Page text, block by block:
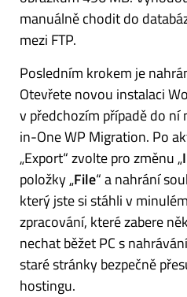
manuálně chodit do
mezi FTP.
Posledním krokem je
Otevřete novou instalaci
v předchozím případě do
in-One WP Migration. Po
„Export“ zvolte pro změnu „
položky „File“ a nahrání
který jste si stáhli v
zpracování, které zabere
nechat běžet PC s
staré stránky bezpečně
hostingu.